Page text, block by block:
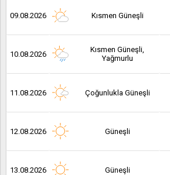
09.08.2026 Kısmen Güneşli
10.08.2026
Kısmen Güneşli,
Yağmurlu
11.08.2026 Çoğunlukla Güneşli
12.08.2026 Güneşli
13.08.2026 Güneşli